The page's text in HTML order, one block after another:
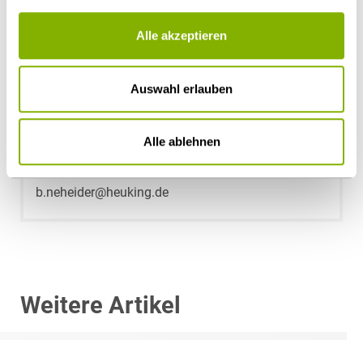
Alle akzeptieren
Auswahl erlauben
Alle ablehnen
München
b.neheider@heuking.de
Weitere Artikel